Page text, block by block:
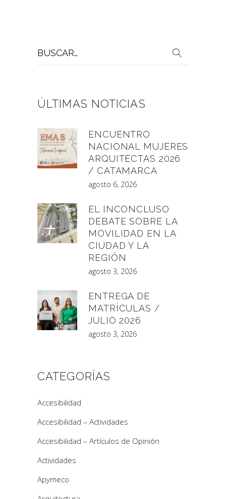
por:
ÚLTIMAS NOTICIAS
ENCUENTRO
NACIONAL MUJERES
ARQUITECTAS 2026
/ CATAMARCA
agosto 6, 2026
EL INCONCLUSO
DEBATE SOBRE LA
MOVILIDAD EN LA
CIUDAD Y LA
REGIÓN
agosto 3, 2026
ENTREGA DE
MATRÍCULAS /
JULIO 2026
agosto 3, 2026
CATEGORÍAS
Accesibilidad
Accesibilidad – Actividades
Accesibilidad – Artículos de Opinión
Actividades
Apymeco